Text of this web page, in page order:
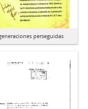
perseguidas